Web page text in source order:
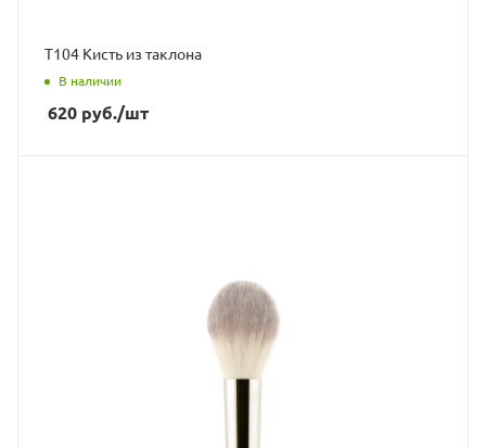
Т104 Кисть из таклона
В наличии
620 руб./шт